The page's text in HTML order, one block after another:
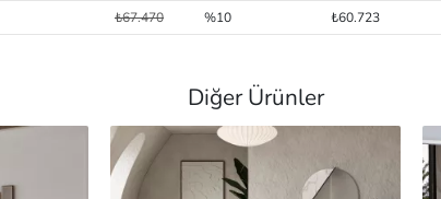
₺67.470 %10 ₺60.723
Diğer Ürünler